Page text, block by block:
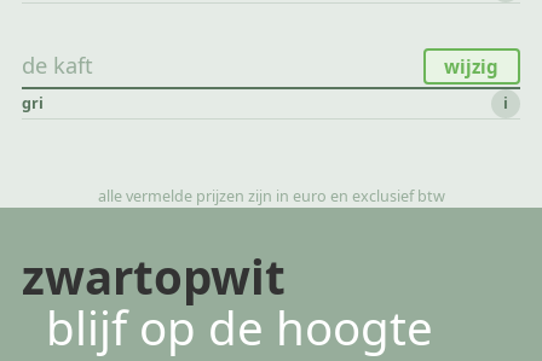
de kaft wijzig
gri i
alle vermelde prijzen zijn in euro en exclusief btw
zwartopwit
blijf op de hoogte